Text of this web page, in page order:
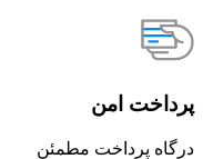
پرداخت امن
درگاه پرداخت مطمئن